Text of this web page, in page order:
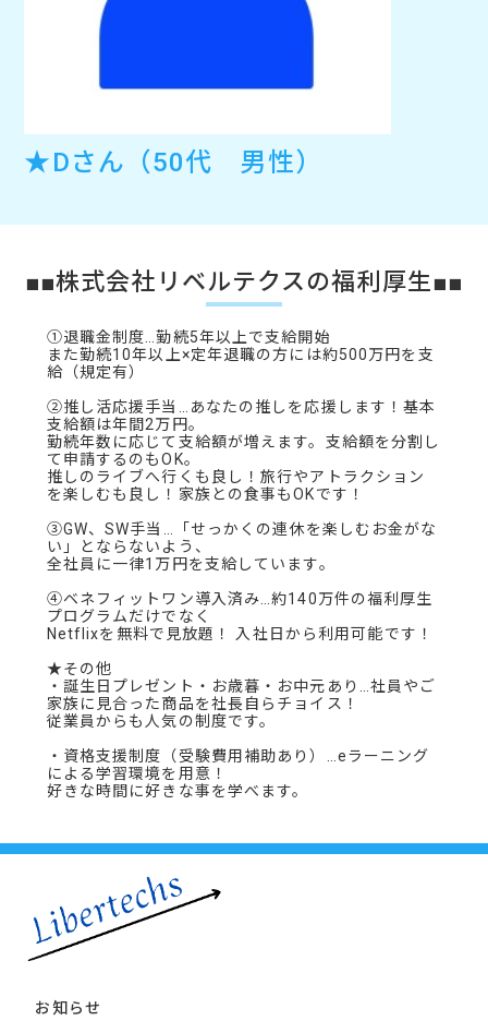
★Dさん（50代 男性）
■■株式会社リベルテクスの福利厚生■■
①退職金制度…勤続5年以上で支給開始
また勤続10年以上×定年退職の方には約500万円を支
給（規定有）
②推し活応援手当…あなたの推しを応援します！基本
支給額は年間2万円。
勤続年数に応じて支給額が増えます。支給額を分割し
て申請するのもOK。
推しのライブへ行くも良し！旅行やアトラクション
を楽しむも良し！家族との食事もOKです！
③GW、SW手当…「せっかくの連休を楽しむお金がな
い」とならないよう、
全社員に一律1万円を支給しています。
④ベネフィットワン導入済み…約140万件の福利厚生
プログラムだけでなく
Netflixを無料で見放題！ 入社日から利用可能です！
★その他
・誕生日プレゼント・お歳暮・お中元あり…社員やご
家族に見合った商品を社長自らチョイス！
従業員からも人気の制度です。
・資格支援制度（受験費用補助あり）…eラーニング
による学習環境を用意！
好きな時間に好きな事を学べます。
お知らせ